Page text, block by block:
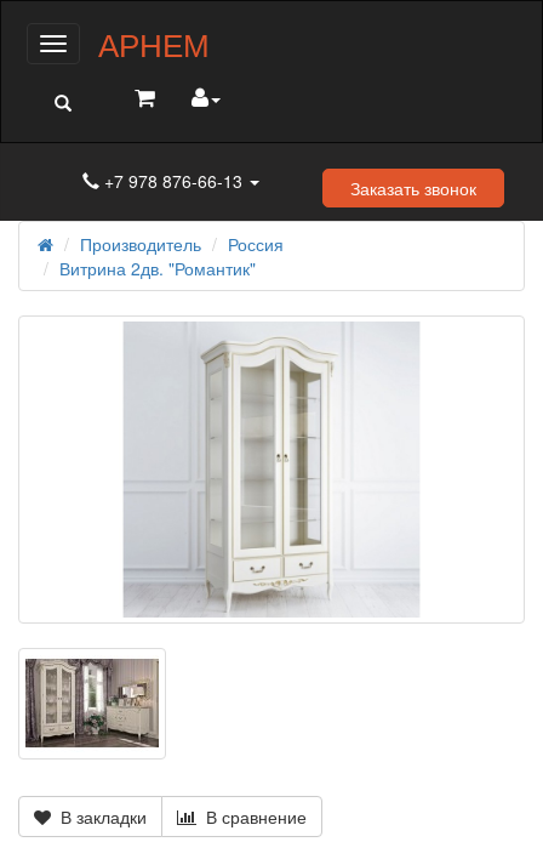
МенюАРНЕМ
+7 978 876-66-13 Заказать звонок
Производитель
Россия
Витрина 2дв. "Романтик"
В закладки В сравнение